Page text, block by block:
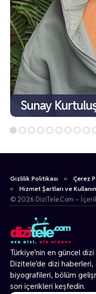
Sunay
Türkiye’nin en güncel
Dizitele’de dizi
biyografileri, bölüm
son içerikleri keşfedin.
Gizlilik Politikası Çerez
Hizmet Şartları ve
© 2026 DiziTele.Com –